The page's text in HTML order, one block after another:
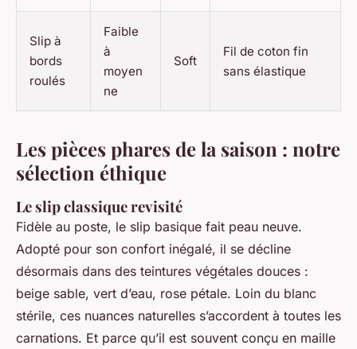
Slip à
bords
roulés
Faible
à
moyen
ne
Soft
Fil de coton fin
sans élastique
Les pièces phares de la saison : notre
sélection éthique
Le slip classique revisité
Fidèle au poste, le slip basique fait peau neuve.
Adopté pour son confort inégalé, il se décline
désormais dans des teintures végétales douces :
beige sable, vert d’eau, rose pétale. Loin du blanc
stérile, ces nuances naturelles s’accordent à toutes les
carnations. Et parce qu’il est souvent conçu en maille